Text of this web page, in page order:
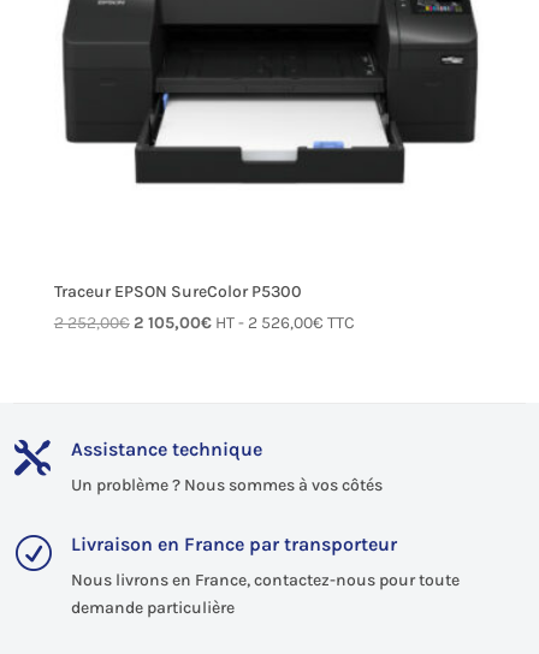
Traceur EPSON SureColor P5300
2 252,00€ Le
2 105,00€LeHT - 2 526,00€ TTC
 Assistance technique
Un problème ? Nous sommes à vos côtés
R Livraison en France par transporteur
Nous livrons en France, contactez-nous pour toute
demande particulière